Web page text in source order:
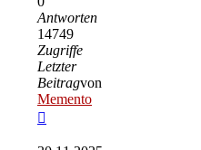
Antworten
14749
Zugriffe
Letzter
Beitragvon
Memento